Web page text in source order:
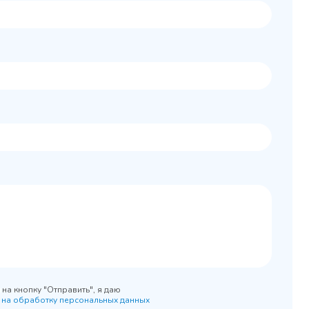
кнопку "Отправить", я даю
на обработку персональных данных